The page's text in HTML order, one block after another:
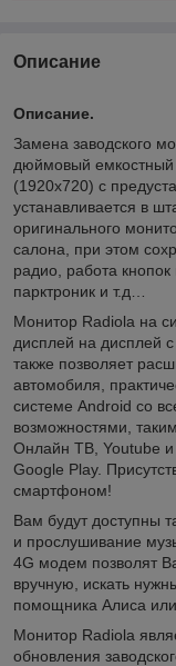
Описание
Описание.
Замена заводского
дюймовый емкостный
(1920х720) с
устанавливается в
оригинального
салона, при этом
радио, работа
парктроник и т.д…
Монитор Radiola на
дисплей на дисплей
также позволяет
автомобиля,
системе Android со
возможностями,
Онлайн ТВ, Youtube
Google Play.
смартфоном!
Вам будут доступны
и прослушивание
4G модем позволят
вручную, искать
помощника Алиса или
Монитор Radiola
обновления